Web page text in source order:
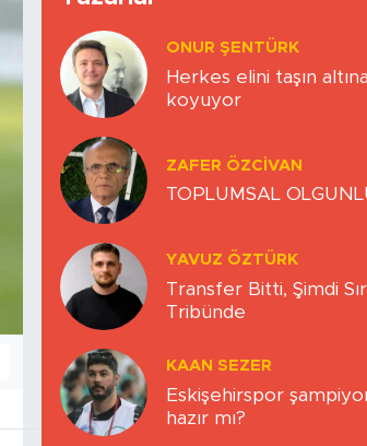
ONUR ŞENTÜRK
Herkes elini taşın altına
koyuyor
ZAFER ÖZCIVAN
TOPLUMSAL
YAVUZ ÖZTÜRK
Transfer Bitti, Şimdi
Tribünde
KAAN SEZER
Eskişehirspor
hazır mı?